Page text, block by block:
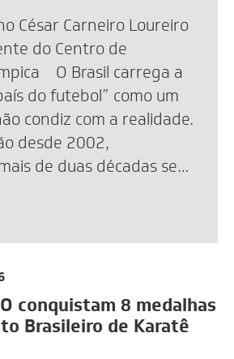
César Carneiro Loureiro
do Centro de
O Brasil carrega a
do futebol” como um
condiz com a realidade.
desde 2002,
de duas décadas sem
reacendeu o debate,
conquistam 8 medalhas
Brasileiro de Karatê